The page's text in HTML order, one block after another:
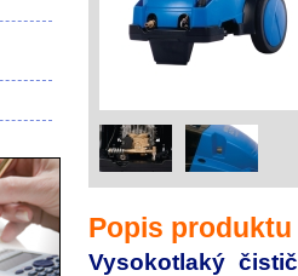
Popis produktu
Vysokotlaký